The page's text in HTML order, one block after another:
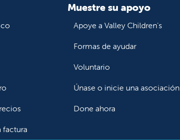
factura
Muestre su apoyo
Apoye a Valley Children's
Formas de ayudar
Voluntario
Únase o inicie una asociación
Done ahora